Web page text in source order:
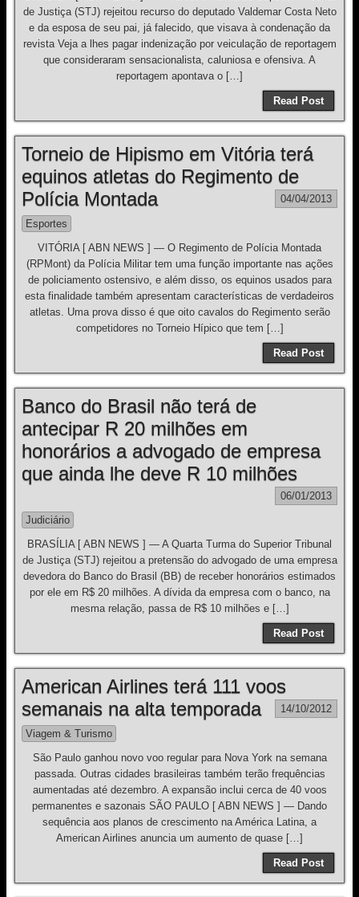
de Justiça (STJ) rejeitou recurso do deputado Valdemar Costa Neto
e da esposa de seu pai, já falecido, que visava à condenação da
revista Veja a lhes pagar indenização por veiculação de reportagem
que consideraram sensacionalista, caluniosa e ofensiva. A
reportagem apontava o […]
Read Post
Torneio de Hipismo em Vitória terá
equinos atletas do Regimento de
Polícia Montada
04/04/2013
Esportes
VITÓRIA [ ABN NEWS ] — O Regimento de Polícia Montada
(RPMont) da Polícia Militar tem uma função importante nas ações
de policiamento ostensivo, e além disso, os equinos usados para
esta finalidade também apresentam características de verdadeiros
atletas. Uma prova disso é que oito cavalos do Regimento serão
competidores no Torneio Hípico que tem […]
Read Post
Banco do Brasil não terá de
antecipar R 20 milhões em
honorários a advogado de empresa
que ainda lhe deve R 10 milhões
06/01/2013
Judiciário
BRASÍLIA [ ABN NEWS ] — A Quarta Turma do Superior Tribunal
de Justiça (STJ) rejeitou a pretensão do advogado de uma empresa
devedora do Banco do Brasil (BB) de receber honorários estimados
por ele em R$ 20 milhões. A dívida da empresa com o banco, na
mesma relação, passa de R$ 10 milhões e […]
Read Post
American Airlines terá 111 voos
semanais na alta temporada
14/10/2012
Viagem & Turismo
São Paulo ganhou novo voo regular para Nova York na semana
passada. Outras cidades brasileiras também terão frequências
aumentadas até dezembro. A expansão inclui cerca de 40 voos
permanentes e sazonais SÃO PAULO [ ABN NEWS ] — Dando
sequência aos planos de crescimento na América Latina, a
American Airlines anuncia um aumento de quase […]
Read Post